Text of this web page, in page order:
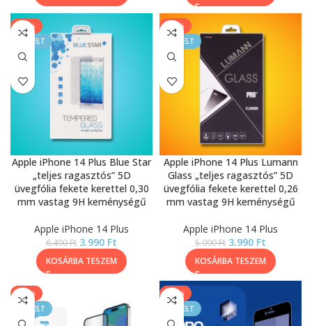
-39%
KIEMELT
Apple iPhone 14 Plus Blue Star
„teljes ragasztós” 5D
üvegfólia fekete kerettel 0,30
mm vastag 9H keménységű
Apple iPhone 14 Plus
6.490Ft 3.990 Ft
KOSÁRBA TESZEM
-33%
KIEMELT
Apple iPhone 14 Plus Lumann
Glass „teljes ragasztós” 5D
üvegfólia fekete kerettel 0,26
mm vastag 9H keménységű
Apple iPhone 14 Plus
5.990Ft 3.990 Ft
KOSÁRBA TESZEM
-45%
KIEMELT
-17%
KIEMELT